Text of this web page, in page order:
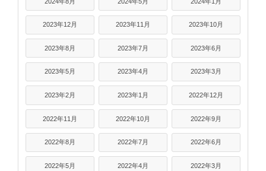
2023年12月 2023年11月 2023年10月
2023年8月 2023年7月 2023年6月
2023年5月 2023年4月 2023年3月
2023年2月 2023年1月 2022年12月
2022年11月 2022年10月 2022年9月
2022年8月 2022年7月 2022年6月
2022年5月 2022年4月 2022年3月